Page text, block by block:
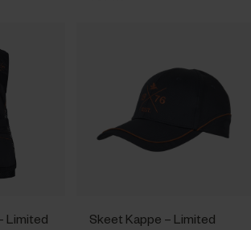
Limited
Skeet Kappe – Limited